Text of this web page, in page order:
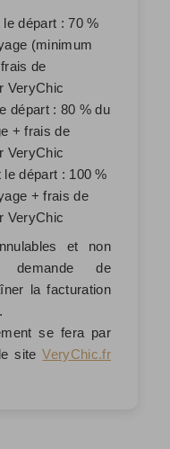
départ : 70 %
(minimum
de
VeryChic
départ : 80 % du
+ frais de
VeryChic
départ : 100 %
+ frais de
VeryChic
et non
demande de
la facturation
se fera par
siteVeryChic.fr